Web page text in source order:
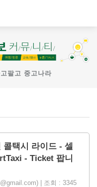
팔고 중고나라
택시 라이드 - 셀
- Ticket 팝니
| 조회 : 3345